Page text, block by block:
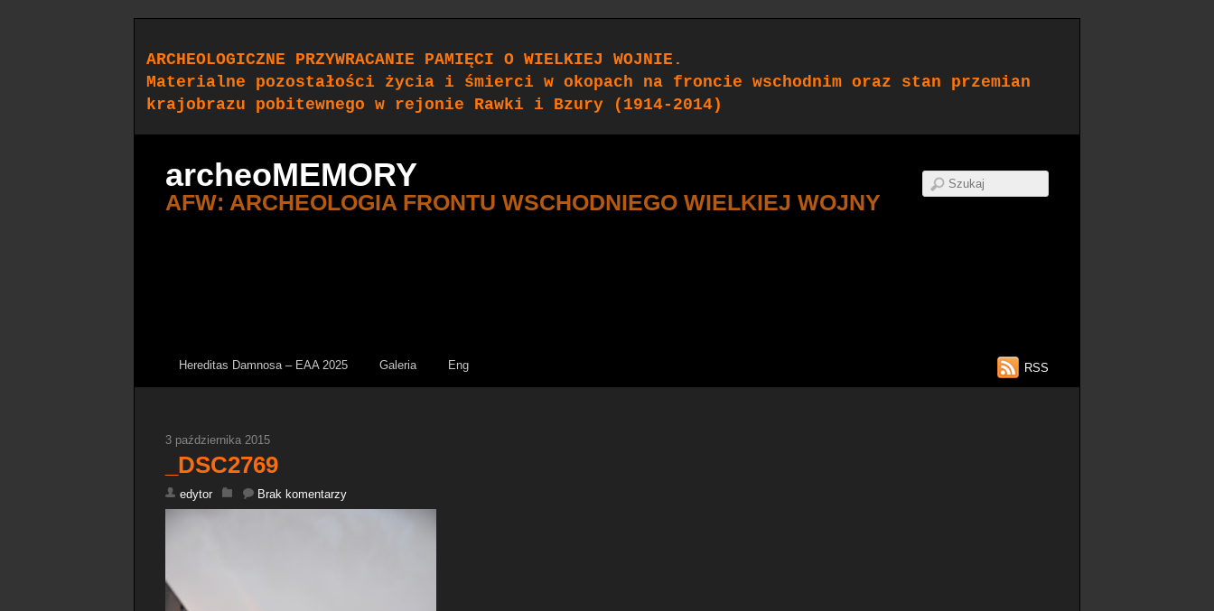
ARCHEOLOGICZNE PRZYWRACANIE PAMIĘCI O WIELKIEJ WOJNIE.
Materialne pozostałości życia i śmierci w okopach na froncie wschodnim oraz stan przemian
krajobrazu pobitewnego w rejonie Rawki i Bzury (1914-2014)
archeoMEMORY
AFW: ARCHEOLOGIA FRONTU WSCHODNIEGO WIELKIEJ WOJNY
Hereditas Damnosa – EAA 2025 Galeria Eng RSS
3 października 2015
_DSC2769
edytor Brak komentarzy